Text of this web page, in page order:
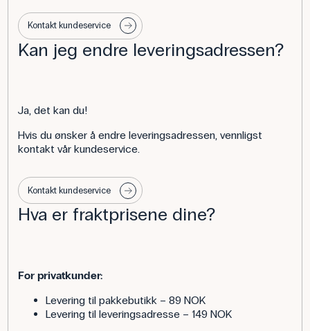
Kontakt kundeservice
Kan jeg endre leveringsadressen?
Ja, det kan du!
Hvis du ønsker å endre leveringsadressen, vennligst
kontakt vår kundeservice.
Kontakt kundeservice
Hva er fraktprisene dine?
For privatkunder:
Levering til pakkebutikk – 89 NOK
Levering til leveringsadresse – 149 NOK